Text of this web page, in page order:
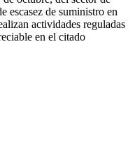
escasez de suministro en
actividades reguladas
en el citado